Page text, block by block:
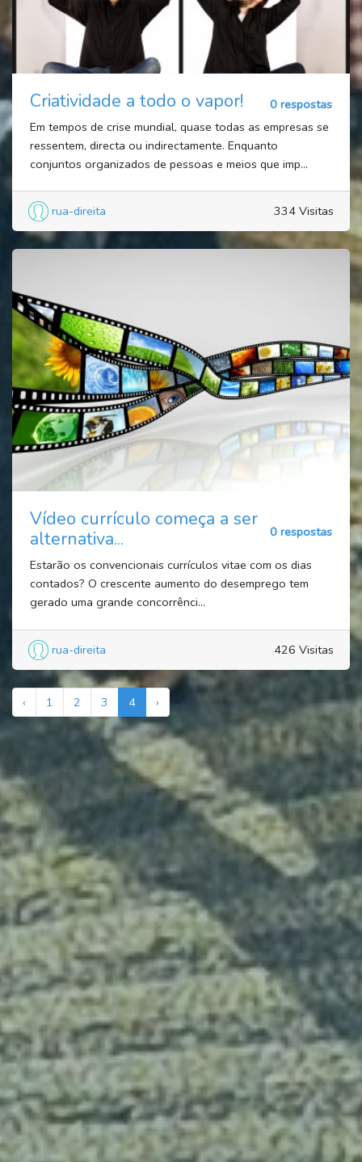
Criatividade a todo o vapor!
0 respostas
Em tempos de crise mundial, quase todas as empresas se
ressentem, directa ou indirectamente. Enquanto
conjuntos organizados de pessoas e meios que imp...
rua-direita 334 Visitas
Vídeo currículo começa a ser
alternativa...
0 respostas
Estarão os convencionais currículos vitae com os dias
contados? O crescente aumento do desemprego tem
gerado uma grande concorrênci...
rua-direita 426 Visitas
‹ 1 2 3 4 ›